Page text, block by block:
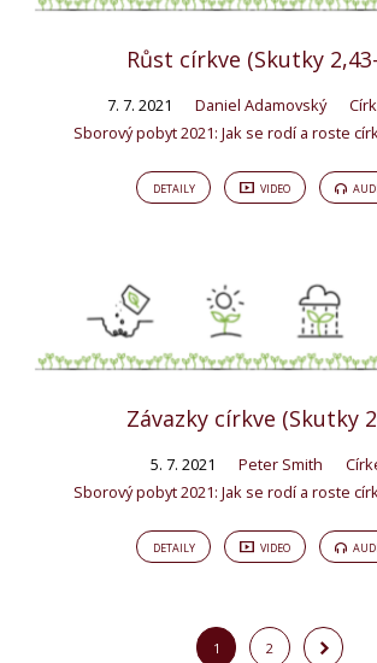
Růst církve (Skutky
7. 7. 2021 Daniel Adamovský
Sborový pobyt 2021: Jak se rodí a roste
DETAILY VIDEO
Závazky církve (Skutky
5. 7. 2021 Peter Smith
Sborový pobyt 2021: Jak se rodí a roste
DETAILY VIDEO
1 2